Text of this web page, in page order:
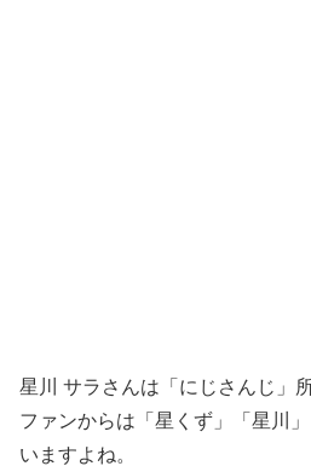
星川 サラさんは「にじさんじ」
ファンからは「星くず」「星川
いますよね。